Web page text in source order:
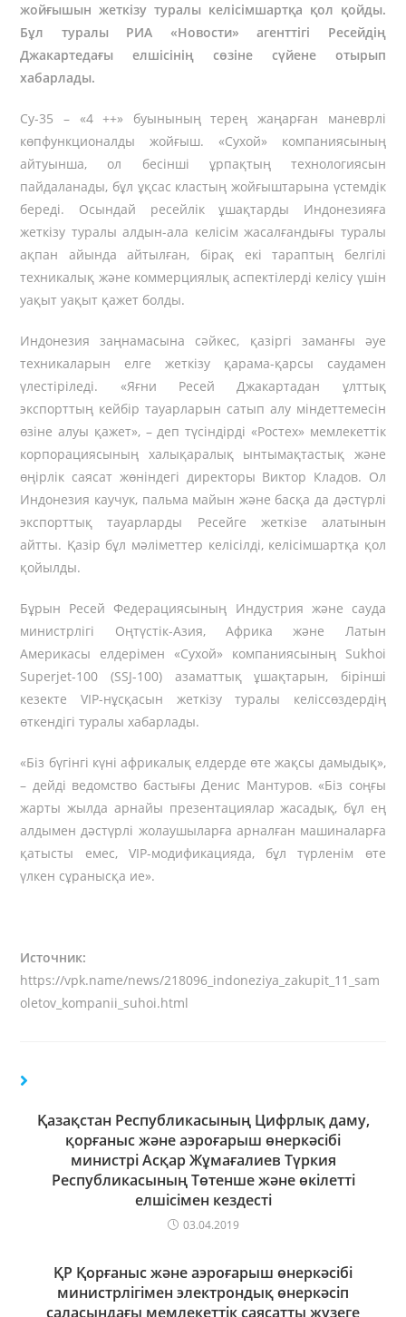
жойғышын жеткізу туралы келісімшартқа қол қойды.
Бұл туралы РИА «Новости» агенттігі Ресейдің
Джакартедағы елшісінің сөзіне сүйене отырып
хабарлады.
Су-35 – «4 ++» буынының терең жаңарған маневрлі
көпфункционалды жойғыш. «Сухой» компаниясының
айтуынша, ол бесінші ұрпақтың технологиясын
пайдаланады, бұл ұқсас кластың жойғыштарына үстемдік
береді. Осындай ресейлік ұшақтарды Индонезияға
жеткізу туралы алдын-ала келісім жасалғандығы туралы
ақпан айында айтылған, бірақ екі тараптың белгілі
техникалық және коммерциялық аспектілерді келісу үшін
уақыт уақыт қажет болды.
Индонезия заңнамасына сәйкес, қазіргі заманғы әуе
техникаларын елге жеткізу қарама-қарсы саудамен
үлестіріледі. «Яғни Ресей Джакартадан ұлттық
экспорттың кейбір тауарларын сатып алу міндеттемесін
өзіне алуы қажет», – деп түсіндірді «Ростех» мемлекеттік
корпорациясының халықаралық ынтымақтастық және
өңірлік саясат жөніндегі директоры Виктор Кладов. Ол
Индонезия каучук, пальма майын және басқа да дәстүрлі
экспорттық тауарларды Ресейге жеткізе алатынын
айтты. Қазір бұл мәліметтер келісілді, келісімшартқа қол
қойылды.
Бұрын Ресей Федерациясының Индустрия және сауда
министрлігі Оңтүстік-Азия, Африка және Латын
Америкасы елдерімен «Сухой» компаниясының Sukhoi
Superjet-100 (SSJ-100) азаматтық ұшақтарын, бірінші
кезекте VIP-нұсқасын жеткізу туралы келіссөздердің
өткендігі туралы хабарлады.
«Біз бүгінгі күні африкалық елдерде өте жақсы дамыдық»,
– дейді ведомство бастығы Денис Мантуров. «Біз соңғы
жарты жылда арнайы презентациялар жасадық, бұл ең
алдымен дәстүрлі жолаушыларға арналған машиналарға
қатысты емес, VIP-модификацияда, бұл түрленім өте
үлкен сұранысқа ие».
Источник:
https://vpk.name/news/218096_indoneziya_zakupit_11_sam
oletov_kompanii_suhoi.html
Қазақстан Республикасының Цифрлық даму,
қорғаныс және аэроғарыш өнеркәсібі
министрі Асқар Жұмағалиев Түркия
Республикасының Төтенше және өкілетті
елшісімен кездесті
03.04.2019
ҚР Қорғаныс және аэроғарыш өнеркәсібі
министрлігімен электрондық өнеркәсіп
саласындағы мемлекеттік саясатты жүзеге